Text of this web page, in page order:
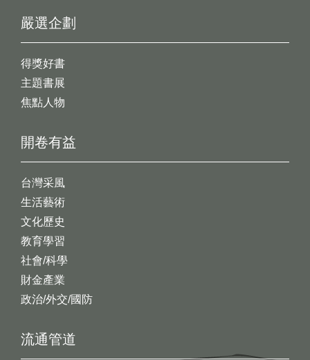
開卷有益
台灣采風
生活藝術
文化歷史
教育學習
社會/科學
財金產業
政治/外交/國防
嚴選企劃
得獎好書
主題書展
焦點人物
流通管道